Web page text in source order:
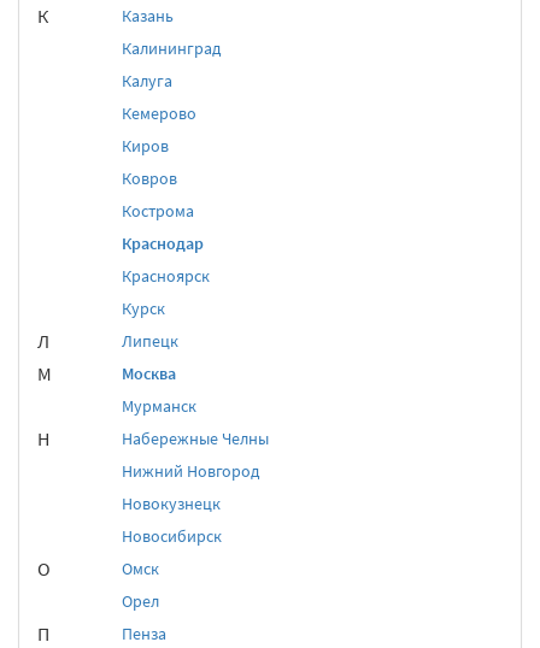
К
Казань
Калининград
Калуга
Кемерово
Киров
Ковров
Кострома
Краснодар
Красноярск
Курск
Л Липецк
М
Москва
Мурманск
Н
Набережные Челны
Нижний Новгород
Новокузнецк
Новосибирск
О
Омск
Орел
П
Пенза